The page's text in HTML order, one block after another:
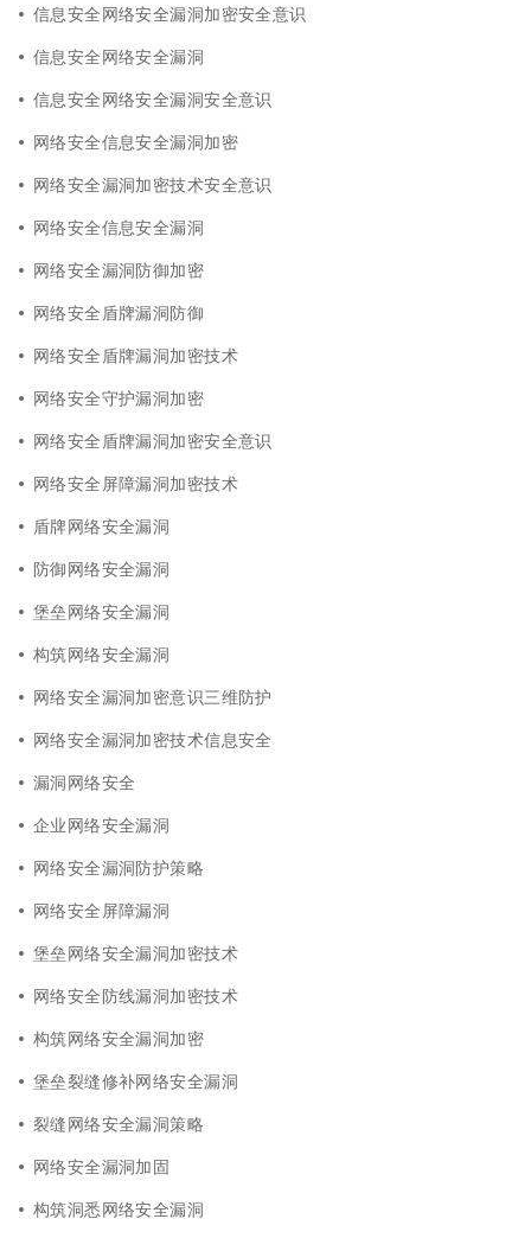
信息安全网络安全漏洞加密安全意识
信息安全网络安全漏洞
信息安全网络安全漏洞安全意识
网络安全信息安全漏洞加密
网络安全漏洞加密技术安全意识
网络安全信息安全漏洞
网络安全漏洞防御加密
网络安全盾牌漏洞防御
网络安全盾牌漏洞加密技术
网络安全守护漏洞加密
网络安全盾牌漏洞加密安全意识
网络安全屏障漏洞加密技术
盾牌网络安全漏洞
防御网络安全漏洞
堡垒网络安全漏洞
构筑网络安全漏洞
网络安全漏洞加密意识三维防护
网络安全漏洞加密技术信息安全
漏洞网络安全
企业网络安全漏洞
网络安全漏洞防护策略
网络安全屏障漏洞
堡垒网络安全漏洞加密技术
网络安全防线漏洞加密技术
构筑网络安全漏洞加密
堡垒裂缝修补网络安全漏洞
裂缝网络安全漏洞策略
网络安全漏洞加固
构筑洞悉网络安全漏洞